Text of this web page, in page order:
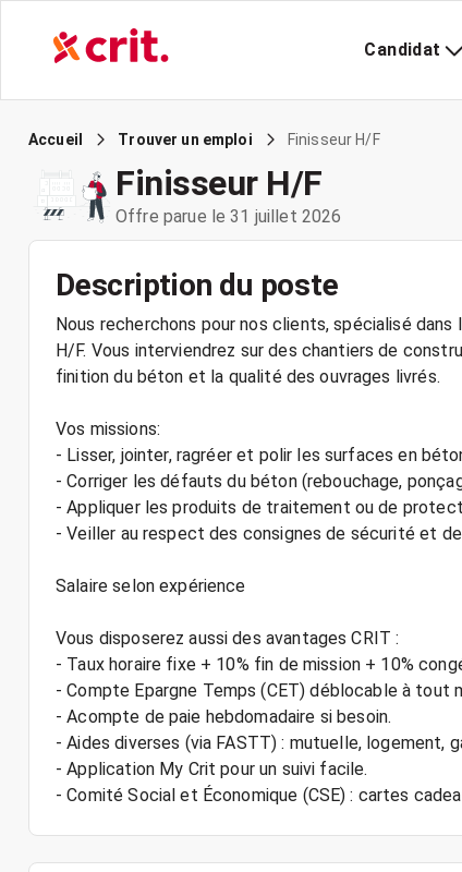
Candidat
Accueil Trouver un emploi Finisseur H/F
Finisseur H/F
Offre parue le 31 juillet 2026
Description du poste
Nous recherchons pour nos clients, spécialisé
H/F. Vous interviendrez sur des chantiers de
finition du béton et la qualité des ouvrages livrés.
Vos missions:
- Lisser, jointer, ragréer et polir les surfaces en
- Corriger les défauts du béton (rebouchage,
- Appliquer les produits de traitement ou de
- Veiller au respect des consignes de sécurité et
Salaire selon expérience
Vous disposerez aussi des avantages CRIT :
- Taux horaire fixe + 10% fin de mission + 10%
- Compte Epargne Temps (CET) déblocable à tout
- Acompte de paie hebdomadaire si besoin.
- Aides diverses (via FASTT) : mutuelle, logement,
- Application My Crit pour un suivi facile.